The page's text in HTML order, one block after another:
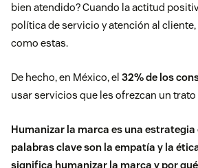
bien atendido? Cuando la actitud
política de servicio y atención al
como estas.
De hecho, en México, el 32% de los
usar servicios que les ofrezcan un
Humanizar la marca es una
palabras clave son la empatía y la
significa humanizar la marca y por